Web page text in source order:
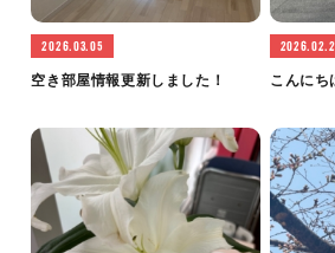
2026.03.05
空き部屋情報更新しました！ こんにち